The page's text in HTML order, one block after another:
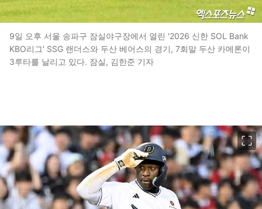
9일 오후 서울 송파구 잠실야구장에서 열린 '2026 신한 SOL Bank
KBO리그' SSG 랜더스와 두산 베어스의 경기, 7회말 두산 카메론이
3루타를 날리고 있다. 잠실, 김한준 기자